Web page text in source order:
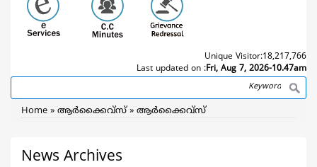
Unique Visitor:18,217,766
Last updated on :Fri, Aug 7, 2026-10.47am
Search
Breadcrumb
Home ആര്‍ക്കൈവ്സ് ആര്‍ക്കൈവ്സ്
News Archives